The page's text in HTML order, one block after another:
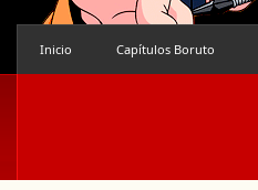
Inicio Capítulos Boruto